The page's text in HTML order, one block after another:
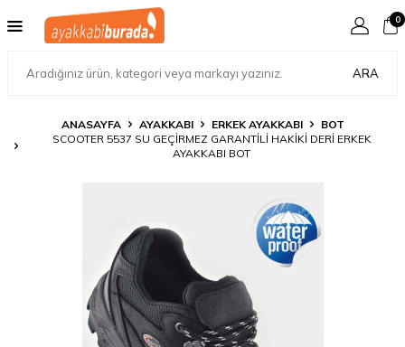
ARA
0
ANASAYFA AYAKKABI ERKEK AYAKKABI
BOT
SCOOTER 5537 SU GEÇIRMEZ GARANTILI HAKIKI DERI ERKEK
AYAKKABI BOT